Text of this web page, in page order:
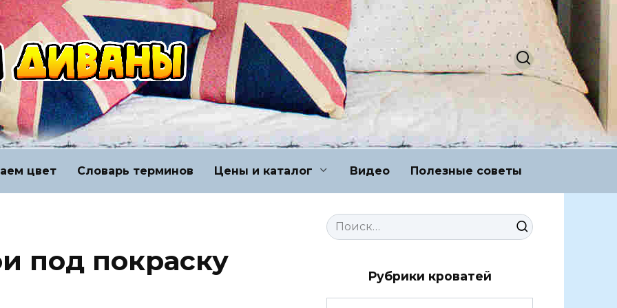
цвет Словарь терминов Цены и каталог Видео Полезные советы
под покраску
Search
for:
Рубрики кроватей